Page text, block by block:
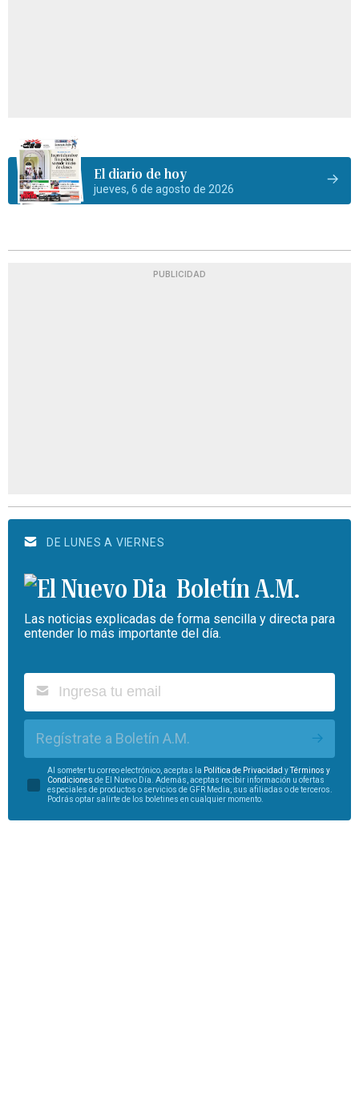
El diario de hoy
jueves, 6 de agosto de 2026
PUBLICIDAD
DE LUNES A VIERNES
Boletín A.M.
Las noticias explicadas de forma sencilla y directa para
entender lo más importante del día.
Regístrate a Boletín A.M.
Al someter tu correo electrónico, aceptas la Política de Privacidad yTérminos y
Condiciones de El Nuevo Día. Además, aceptas recibir información u ofertas
especiales de productos o servicios de GFR Media, sus afiliadas o de terceros.
Podrás optar salirte de los boletines en cualquier momento.